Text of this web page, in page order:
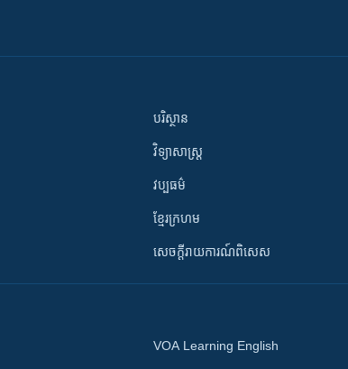
បរិស្ថាន
វិទ្យាសាស្រ្ត
វប្បធម៌
ខ្មែរក្រហម
សេចក្តីរាយការណ៍ពិសេស
VOA Learning English